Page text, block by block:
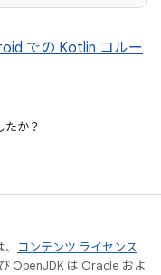
での Kotlin コルー
たか？
コンテンツ ライセンス
OpenJDK は Oracle およ